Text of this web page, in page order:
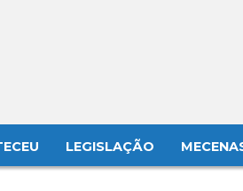
LEGISLAÇÃO